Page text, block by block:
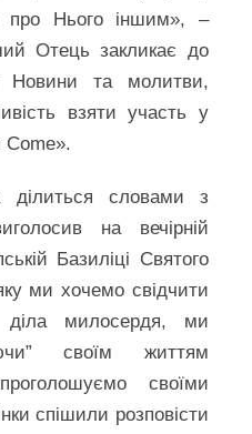
про Нього іншим», –
Отець закликає до
Новини та молитви,
взяти участь у
Come».
словами з
на вечірній
Базиліці Святого
ми хочемо свідчити
милосердя, ми
своїм життям
своїми
спішили розповісти